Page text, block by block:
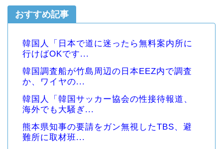
おすすめ記事
韓国人「日本で道に迷ったら無料案内所に
行けばOKです...
韓国調査船が竹島周辺の日本EEZ内で調査
か、ワイヤの...
韓国人「韓国サッカー協会の性接待報道、
海外でも大騒ぎ...
熊本県知事の要請をガン無視したTBS、避
難所に取材班...